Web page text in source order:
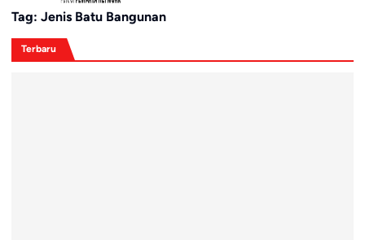
Tag: Jenis Batu Bangunan
Terbaru